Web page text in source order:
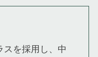
スを採用し、中